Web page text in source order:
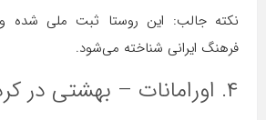
نکته جالب: این روستا ثبت ملی شده و
فرهنگ ایرانی شناخته می‌شود.
۴. اورامانات – بهشتی در کردستان